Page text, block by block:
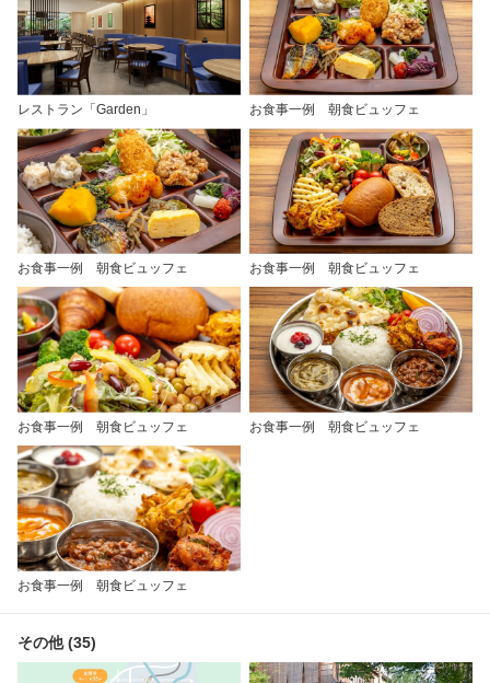
レストラン「Garden」 お食事一例 朝食ビュッフェ
お食事一例 朝食ビュッフェ お食事一例 朝食ビュッフェ
お食事一例 朝食ビュッフェ お食事一例 朝食ビュッフェ
お食事一例 朝食ビュッフェ
その他 (35)